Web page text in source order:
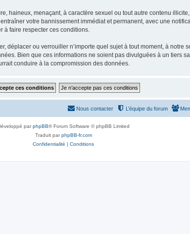
haineux, menaçant, à caractère sexuel ou tout autre contenu
votre bannissement immédiat et permanent, avec une
à faire respecter ces conditions.
déplacer ou verrouiller n’importe quel sujet à tout moment, à notre
Bien que ces informations ne soient pas divulguées à un tiers
conduire à la compromission des données.
L’équipe du forum
Nous contacter
parphpBB® Forum Software © phpBB Limited
Traduit parphpBB-fr.com
Confidentialité | Conditions